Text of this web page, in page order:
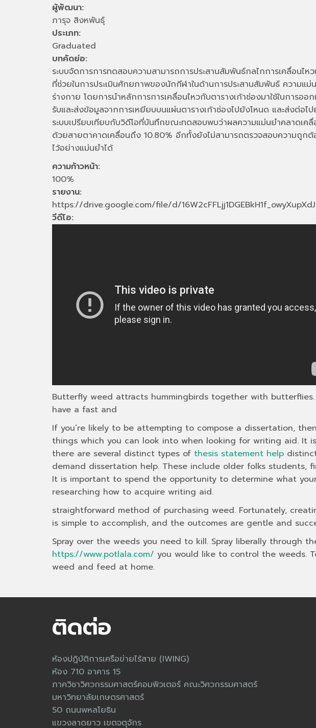
ผู้พัฒนา:
ภารุจ สิงหพันธุ์
ประเภท:
Graduated
บทคัดย่อ:
ระบบจัดการการทดสอบความสามารถการประสานสัมพันธ์กลไกการเคลื่อนไห
ที่ช่วยในการประเมินศักยภาพของนักกีฬาในด้านการประสานสัมพันธ์ ความแม่น
ร่างกาย โดยการนำหลักการการเคลื่อนไหวกับตารางเก้าช่องมาใช้ในการออ
รับและส่งข้อมูลจากการเหยียบบนแผ่นตารางเก้าช่องไปยังโหนด และส่งต่อไ
ระบบเปรียบเทียบกับวิดีโอที่บันทึกขณะทดสอบพบว่าผลความแม่นยำคลาดเค
ด้วยสายตาคาดเคลื่อนถึง 10.80% อีกทั้งยังไม่สามารถตรวจสอบความถูก
ไว้อย่างแม่นยำได้
ความก้าวหน้า:
100%
รายงาน:
https://drive.google.com/file/d/
วีดีโอ:
Butterfly weed attracts hummingbirds together with
have a fast and
If you’re likely to be attempting to compose a dissertation,
things which you can look into when looking for writing aid. It
there are several distinct types of thesis statement help
demand dissertation help. These include older folks students,
It is important to spend the opportunity to determine what
researching how to acquire writing aid.
straightforward method of purchasing weed. Fortunately,
is simple to accomplish, and the outcomes are gentle and
Spray over the weeds you need to kill. Spray liberally through
https://www.potlala.com/ you would like to control the weeds.
weed and feed at home.
ติดต่อ
ห้องปฎิบัติการเครือข่ายไร้สาย (IWING)
ห้อง 710 อาคาร 15
ภาควิชาวิศวกรรมศาสตร์คอมพิวเตอร์ คณะวิศวกรรมศาสตร์
มหาวิทยาลัยเกษตรศาสตร์
50 ถนนพหลโยธิน
แขวงลาดยาว เขตจตุจักร